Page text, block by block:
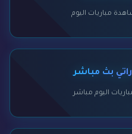
بث مباشر